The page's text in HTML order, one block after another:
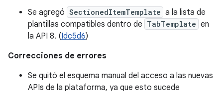
Se agregó SectionedItemTemplate a la lista de
plantillas compatibles dentro de TabTemplate en
la API 8. (Idc5d6)
Correcciones de errores
Se quitó el esquema manual del acceso a las nuevas
APIs de la plataforma, ya que esto sucede